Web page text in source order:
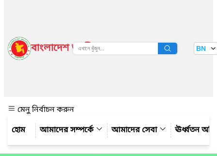
বাংলাদেশ জাতীয় তথ্য বাতায়ন BN
মেনু নির্বাচন করুন
আমাদের সম্পর্কে
আমাদের সেবা ঊর্ধ্বতন